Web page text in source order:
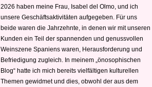
2026 haben meine Frau, Isabel del Olmo, und ich
unsere Geschäftsaktivitäten aufgegeben. Für uns
beide waren die Jahrzehnte, in denen wir mit unseren
Kunden ein Teil der spannenden und genussvollen
Weinszene Spaniens waren, Herausforderung und
Befriedigung zugleich. In meinem „önosophischen
Blog“ hatte ich mich bereits vielfältigen kulturellen
Themen gewidmet und dies, obwohl der aus dem